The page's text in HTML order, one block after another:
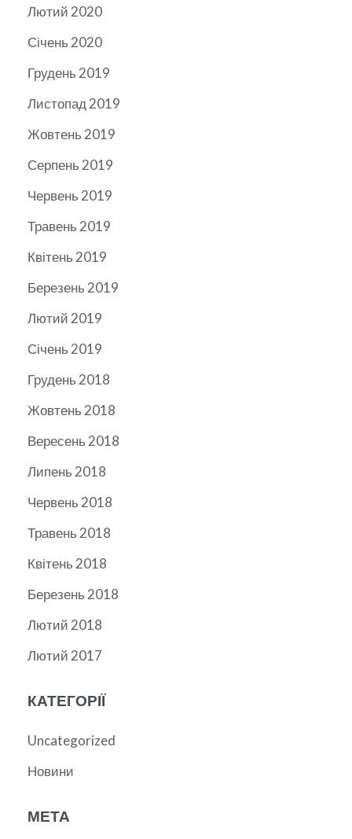
Лютий 2020
Січень 2020
Грудень 2019
Листопад 2019
Жовтень 2019
Серпень 2019
Червень 2019
Травень 2019
Квітень 2019
Березень 2019
Лютий 2019
Січень 2019
Грудень 2018
Жовтень 2018
Вересень 2018
Липень 2018
Червень 2018
Травень 2018
Квітень 2018
Березень 2018
Лютий 2018
Лютий 2017
КАТЕГОРІЇ
Uncategorized
Новини
МЕТА